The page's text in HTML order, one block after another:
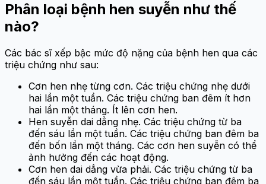
Phân loại bệnh hen suyễn như thế
nào?
Các bác sĩ xếp bậc mức độ nặng của bệnh hen qua các
triệu chứng như sau:
Cơn hen nhẹ từng cơn. Các triệu chứng nhẹ dưới
hai lần một tuần. Các triệu chứng ban đêm ít hơn
hai lần một tháng. Ít lên cơn hen.
Hen suyễn dai dẳng nhẹ. Các triệu chứng từ ba
đến sáu lần một tuần. Các triệu chứng ban đêm ba
đến bốn lần một tháng. Các cơn hen suyễn có thể
ảnh hưởng đến các hoạt động.
Cơn hen dai dẳng vừa phải. Các triệu chứng từ ba
đến sáu lần một tuần. Các triệu chứng ban đêm ba